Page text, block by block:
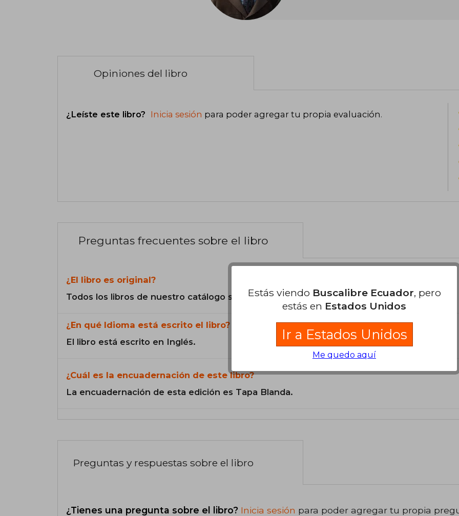
Opiniones del libro
¿Leíste este libro? Inicia sesión para poder agregar tu propia evaluación.
Preguntas frecuentes sobre el libro
¿El libro es original?
Todos los libros de nuestro catálogo son Originales.
¿En qué Idioma está escrito el libro?
El libro está escrito en Inglés.
¿Cuál es la encuadernación de este libro?
La encuadernación de esta edición es Tapa Blanda.
Preguntas y respuestas sobre el libro
¿Tienes una pregunta sobre el libro? Inicia sesión para poder agregar tu propia
Estás viendo Buscalibre Ecuador, pero
estás en Estados Unidos
Ir a Estados Unidos
Me quedo aquí